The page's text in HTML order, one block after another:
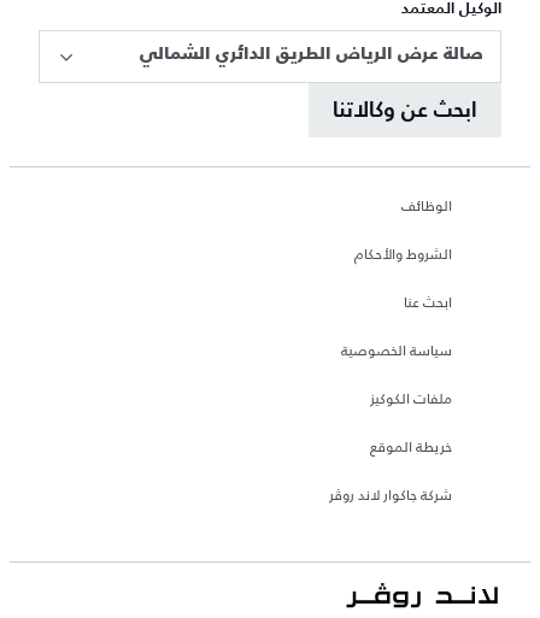
الوكيل المعتمد
صالة عرض الرياض الطريق الدائري الشمالي
ابحث عن وكالاتنا
الوظائف
الشروط والأحكام
ابحث عنا
سياسة الخصوصية
ملفات الكوكيز
خريطة الموقع
شركة جاكوار لاند روڤر